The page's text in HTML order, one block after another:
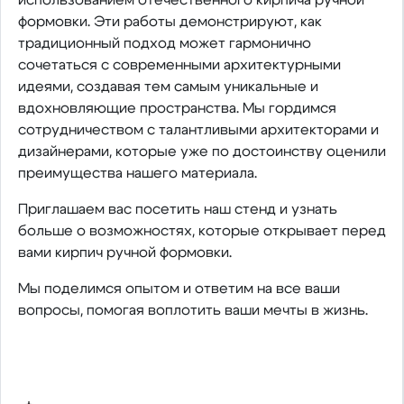
формовки. Эти работы демонстрируют, как
традиционный подход может гармонично
сочетаться с современными архитектурными
идеями, создавая тем самым уникальные и
вдохновляющие пространства. Мы гордимся
сотрудничеством с талантливыми архитекторами и
дизайнерами, которые уже по достоинству оценили
преимущества нашего материала.
Приглашаем вас посетить наш стенд и узнать
больше о возможностях, которые открывает перед
вами кирпич ручной формовки.
Мы поделимся опытом и ответим на все ваши
вопросы, помогая воплотить ваши мечты в жизнь.